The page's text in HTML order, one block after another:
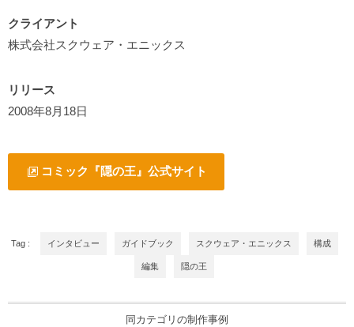
クライアント
株式会社スクウェア・エニックス
リリース
2008年8月18日
コミック『隠の王』公式サイト
Tag : インタビュー ガイドブック スクウェア・エニックス 構成
編集 隠の王
同カテゴリの制作事例